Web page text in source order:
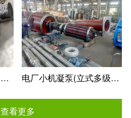
整装待发的904L不锈钢冶金矿用立式长轴泵 电厂小机凝泵(立式多级筒袋式凝结水泵)
查看更多